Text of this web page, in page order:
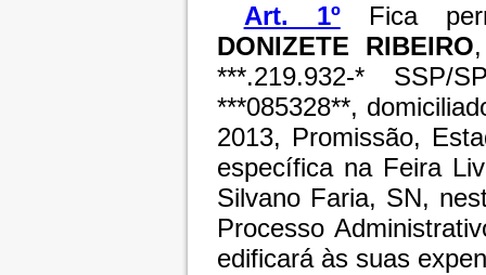
Art. 1ºFica
DONIZETE RIBEIRO
***.219.932-*
***085328**,
2013, Promissão,
específica na Feira
Silvano Faria, SN,
Processo
edificará às suas